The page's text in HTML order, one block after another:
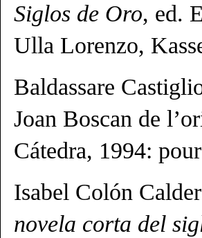
Siglos de Oro, ed.
Ulla Lorenzo,
Baldassare
Joan Boscan de
Cátedra, 1994:
Isabel Colón
novela corta del